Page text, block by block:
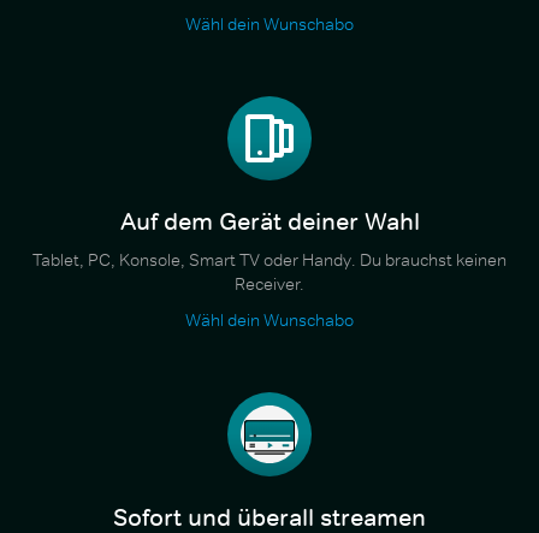
Wähl dein Wunschabo
Auf dem Gerät deiner Wahl
Tablet, PC, Konsole, Smart TV oder Handy. Du brauchst keinen
Receiver.
Wähl dein Wunschabo
Sofort und überall streamen